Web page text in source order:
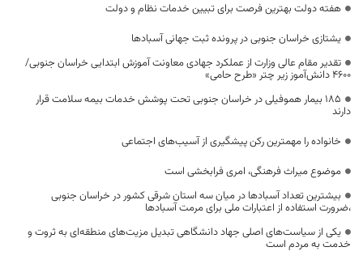
هفته دولت بهترین فرصت برای تبیین خدمات نظام و دولت
یشتازی خراسان جنوبی در پرونده ثبت جهانی آسبادها
تقدیر مقام عالی وزارت از عملکرد جهادی معاونت آموزش ابتدایی خراسان جنوبی/
۴۶۰۰ دانش‌آموز زیر چتر «طرح حامی»
۱۸۵ بیمار هموفیلی در خراسان جنوبی تحت پوشش خدمات بیمه سلامت قرار
دارند
خانواده را مهمترین رکن پیشگیری از آسیب‌های اجتماعی
موضوع میراث فرهنگی، امری فرابخشی است
بیشترین تعداد آسبادها در میان سه استان شرقی کشور در خراسان جنوبی
،ضرورت استفاده از اعتبارات ملی برای مرمت آسبادها
یکی از سیاست‌های اصلی جهاد دانشگاهی تبدیل مزیت‌های منطقه‌ای به ثروت و
خدمت به مردم است